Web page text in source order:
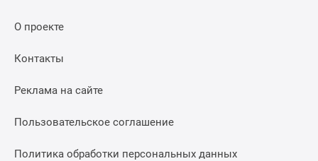
О проекте
Контакты
Реклама на сайте
Пользовательское соглашение
Политика обработки персональных данных